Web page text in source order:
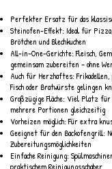
Perfekter Ersatz für das
Steinofen-Effekt: Ideal für
Brötchen und Blechkuchen
All-in-One-Gerichte: Fleisch,
gemeinsam zubereiten – ohne
Auch für Herzhaftes:
Fisch oder Bratwürste gelingen
Großzügige Fläche: Viel Platz
mehrere Portionen gleichzeitig
Vorheizen möglich: Für extra
Geeignet für den Backofengrill:
Zubereitungsmöglichkeiten
Einfache Reinigung:
praktischem Reinigungsschaber